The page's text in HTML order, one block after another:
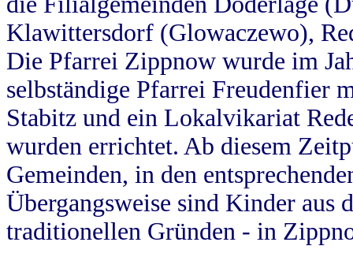
Klawittersdorf (Glowaczewo),
Die Pfarrei Zippnow wurde im
selbständige Pfarrei Freudenfier
Stabitz und ein Lokalvikariat
wurden errichtet. Ab diesem
Gemeinden, in den
Übergangsweise sind Kinder aus
traditionellen Gründen - in